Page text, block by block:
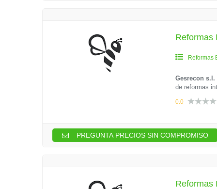
Reformas
Reformas
Gesrecon s.l.
de reformas
0.0
PREGUNTA PRECIOS SIN COMPROMISO
Reformas